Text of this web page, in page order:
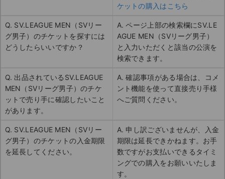
ケットの購入はこちら
Q. SV.LEAGUE MEN（SVリー
グ男子）のチケットを探すには
どうしたらいいですか？
A. ページ上部の検索欄にSV.LE
AGUE MEN（SVリーグ男子）
と入力いただくと該当の公演を
検索できます。
Q. 出品されているSV.LEAGUE
MEN（SVリーグ男子）のチケ
ットで売り手に確認したいこと
があります。
A. 確認事項がある場合は、コメ
ント機能を使って直接売り手様
へご質問ください。
Q. SV.LEAGUE MEN（SVリー
グ男子）のチケットの入金期限
を延長してください。
A. 申し訳ございませんが、入金
期限は延長できかねます。お手
数ですがお支払いできるタイミ
ングでの購入をお願いいたしま
す。